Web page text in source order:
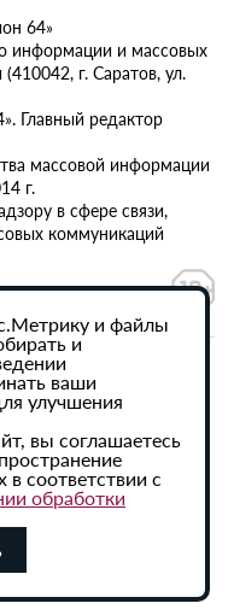
64»
информации и массовых
г. Саратов, ул.
Главный редактор
массовой информации
г.
в сфере связи,
коммуникаций
данных
активная
и файлы
и
ваши
улучшения
вы соглашаетесь
соответствии с
обработки